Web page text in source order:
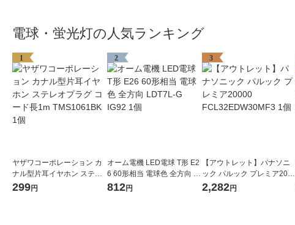
電球・蛍光灯の人気ランキング
1
ヤザワコーポレーション カ
ナル型片耳イヤホン ステレ
オプラグ コード長1m TMS1
299円
2
オーム電機 LED電球 T形 E2
6 60形相当 電球色 全方向 L
DT7L-G IG92 1個
812円
3
【アウトレット】パナソニ
ック パルック プレミア2000
0 FCL32EDW30MF3 1個
2,282円